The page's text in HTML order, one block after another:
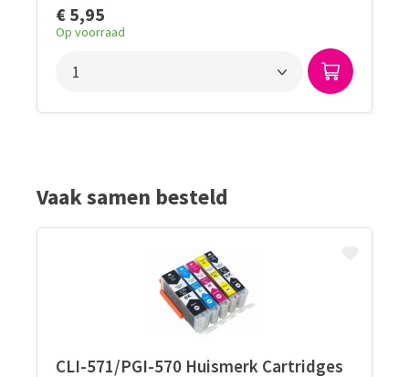
€ 5,95
Op voorraad
Vaak samen besteld
CLI-571/PGI-570 Huismerk Cartridges